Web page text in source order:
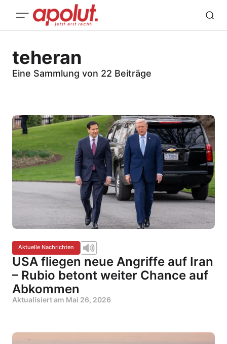
teheran
Eine Sammlung von 22 Beiträge
Aktuelle Nachrichten
USA fliegen neue Angriffe auf Iran
– Rubio betont weiter Chance auf
Abkommen
Aktualisiert am Mai 26, 2026